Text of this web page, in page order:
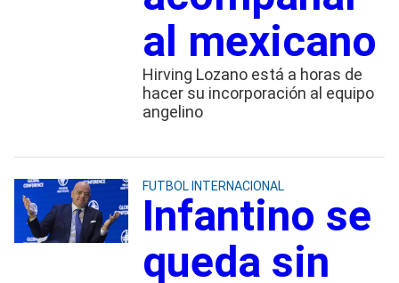
al mexicano
Hirving Lozano está a horas de
hacer su incorporación al equipo
angelino
FUTBOL INTERNACIONAL
Infantino se
queda sin